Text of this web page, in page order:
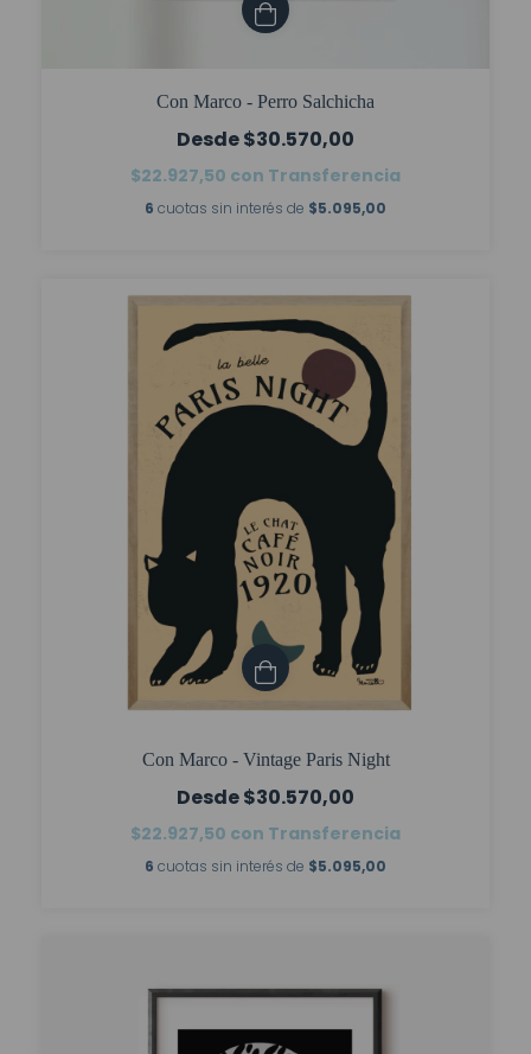
Con Marco - Perro Salchicha
$30.570,00
$22.927,50 con Transferencia
6 cuotas sin interés de $5.095,00
Con Marco - Vintage Paris Night
$30.570,00
$22.927,50 con Transferencia
6 cuotas sin interés de $5.095,00